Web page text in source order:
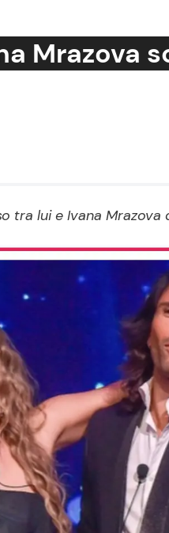
Mamma
e Turismo
Mrazova
tra lui e Ivana